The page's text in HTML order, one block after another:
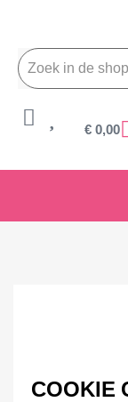
€ 0,00
COOKIE